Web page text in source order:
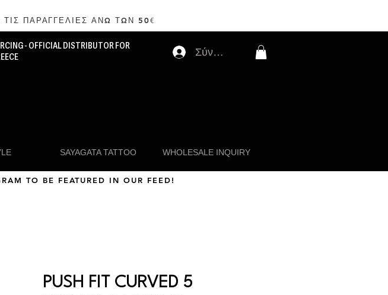
ΠΑΡΑΓΓΕΛΙΕΣ ΑΝΩ ΤΩΝ 50€
- OFFICIAL DISTRIBUTOR FOR
Σύνδεση
SAYAGATA TATTOO WHOLESALE INQUIRY
TO BE FEATURED IN OUR FEED!
PUSH FIT CURVED 5